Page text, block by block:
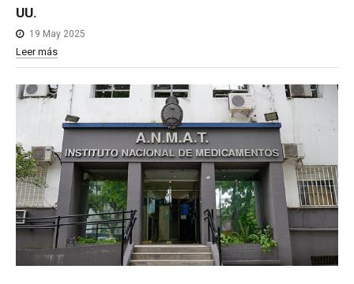
UU.
19 May 2025
Leer más